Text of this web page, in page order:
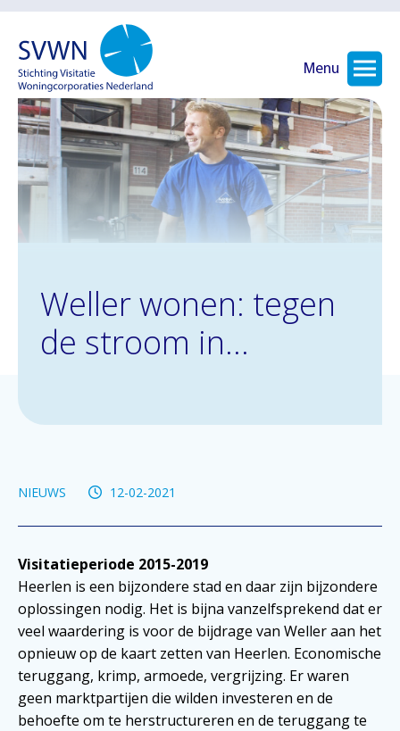
Menu
Weller wonen: tegen
de stroom in...
NIEUWS 12-02-2021
Visitatieperiode 2015-2019
Heerlen is een bijzondere stad en daar zijn bijzondere
oplossingen nodig. Het is bijna vanzelfsprekend dat er
veel waardering is voor de bijdrage van Weller aan het
opnieuw op de kaart zetten van Heerlen. Economische
teruggang, krimp, armoede, vergrijzing. Er waren
geen marktpartijen die wilden investeren en de
behoefte om te herstructureren en de teruggang te